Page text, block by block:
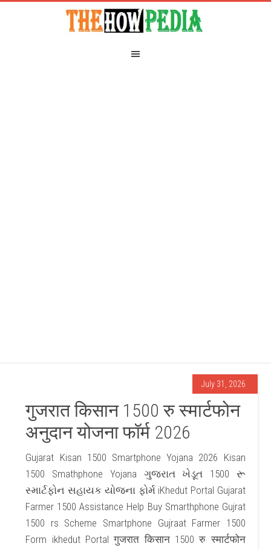
July 31, 2026
गुजरात किसान 1500 रु स्मार्टफोन
अनुदान योजना फॉर्म 2026
Gujarat Kisan 1500 Smartphone Yojana 2026 Kisan
1500 Smathphone Yojana ગુજરાત ખેડૂત 1500 રૂ
સ્માર્ટફોન સહાયક યોજના ફોર્મ iKhedut Portal Gujarat
Farmer 1500 Assistance Help Buy Smarthphone Gujrat
1500 rs Scheme Smartphone Gujraat Farmer 1500
Form ikhedut Portal गुजरात किसान 1500 रु स्मार्टफोन